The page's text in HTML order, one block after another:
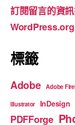
o
k
訂閱留言的資
標籤
Adobe Adobe
Illustrator InDesign
PDFForge